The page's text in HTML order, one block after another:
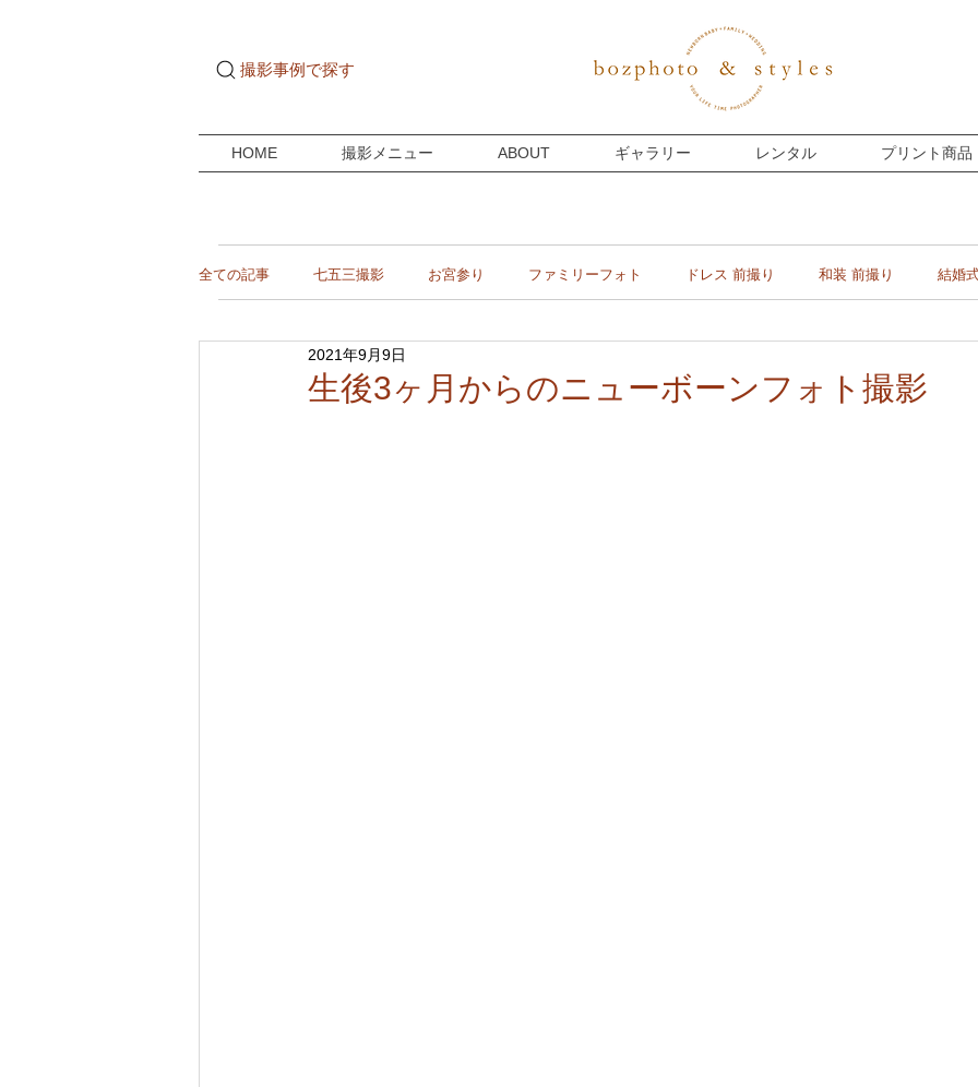
撮影事例で探す
HOME 撮影メニュー ABOUT ギャラリー レンタル プリント商品
全ての記事 七五三撮影 お宮参り ファミリーフォト ドレス 前撮り 和装 前撮り 結婚
ご自宅ドキュメンタリー
生後3ヶ月からのニューボーンフォト撮影
2021年9月9日